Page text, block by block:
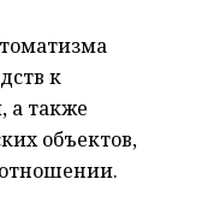
к
а также
объектов,